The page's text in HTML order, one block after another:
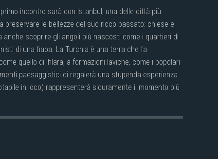
incontro sarà con Istanbul, una delle città più
le bellezze del suo ricco passato: chiese e
scoprire gli angoli più nascosti come i quartieri di
di una fiaba. La Turchia è una terra che fa
quello di Ihlara, a formazioni laviche, come i popolari
paesaggistici ci regalerà una stupenda esperienza
in loco) rappresenterà sicuramente il momento più